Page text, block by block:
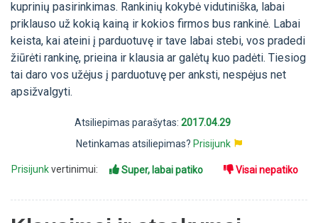
kuprinių pasirinkimas. Rankinių kokybė vidutiniška, labai
priklauso už kokią kainą ir kokios firmos bus rankinė. Labai
keista, kai ateini į parduotuvę ir tave labai stebi, vos pradedi
žiūrėti rankinę, prieina ir klausia ar galėtų kuo padėti. Tiesiog
tai daro vos užėjus į parduotuvę per anksti, nespėjus net
apsižvalgyti.
Atsiliepimas parašytas: 2017.04.29
Netinkamas atsiliepimas? Prisijunk
Prisijunkvertinimui: Super, labai patiko Visai nepatiko